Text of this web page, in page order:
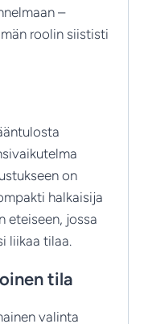
–
roolin siististi
on
halkaisija
eteiseen, jossa
liikaa tilaa.
tila
valinta